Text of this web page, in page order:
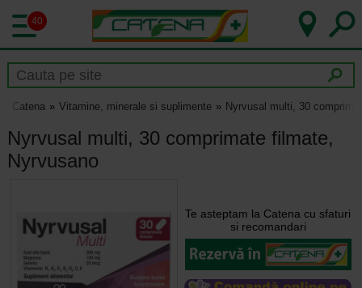
40
Catena Vitamine, minerale si suplimente Nyrvusal multi, 30
Nyrvusal multi, 30 comprimate filmate,
Nyrvusano
Te asteptam la Catena cu sfaturi
si recomandari